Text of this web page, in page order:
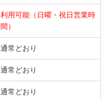
利用可能（日曜・祝日営業時
間）
通常どおり
通常どおり
通常どおり